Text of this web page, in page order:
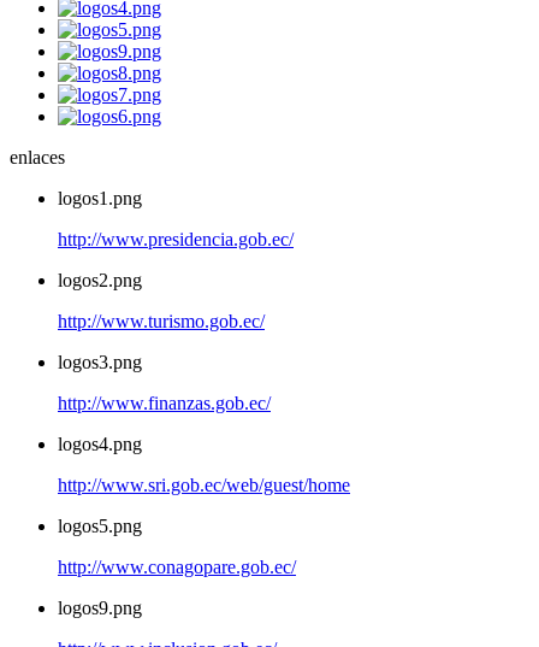
enlaces
logos1.png
http://www.presidencia.gob.ec/
logos2.png
http://www.turismo.gob.ec/
logos3.png
http://www.finanzas.gob.ec/
logos4.png
http://www.sri.gob.ec/web/guest/home
logos5.png
http://www.conagopare.gob.ec/
logos9.png